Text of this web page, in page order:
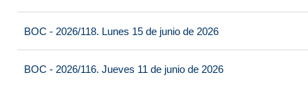
BOC - 2026/118. Lunes 15 de junio de 2026
BOC - 2026/116. Jueves 11 de junio de 2026